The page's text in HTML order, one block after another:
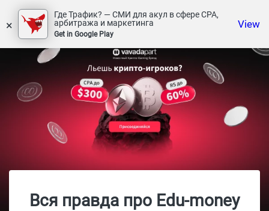
×
Где Трафик? — СМИ для акул в сфере СРА,
арбитража и маркетинга
Get in Google Play
View
Вся правда про Edu-money